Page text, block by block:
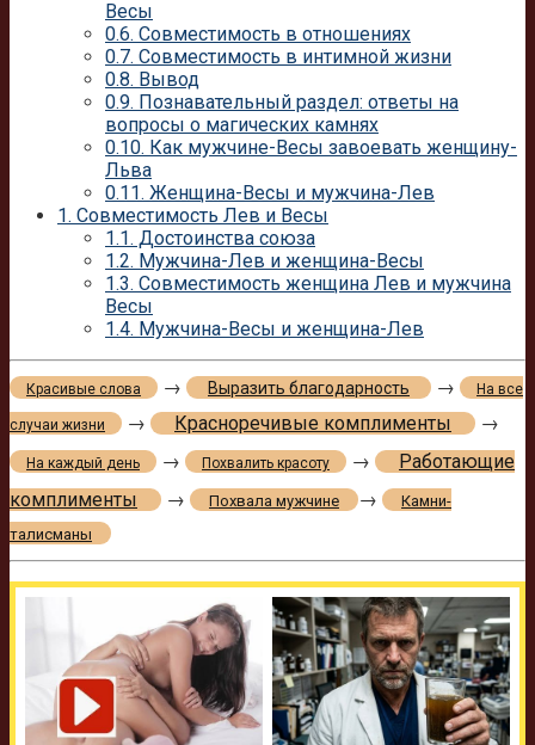
Весы
0.6. Совместимость в отношениях
0.7. Совместимость в интимной жизни
0.8. Вывод
0.9. Познавательный раздел: ответы на
вопросы о магических камнях
0.10. Как мужчине-Весы завоевать женщину-
Льва
0.11. Женщина-Весы и мужчина-Лев
1. Совместимость Лев и Весы
1.1. Достоинства союза
1.2. Мужчина-Лев и женщина-Весы
1.3. Совместимость женщина Лев и мужчина
Весы
1.4. Мужчина-Весы и женщина-Лев
Красивые слова → Выразить благодарность → На все
случаи жизни → Красноречивые комплименты →
На каждый день → Похвалить красоту →
Работающие
комплименты
→ Похвала мужчине →
Камни-
талисманы